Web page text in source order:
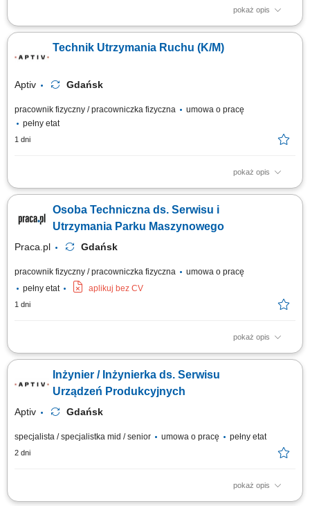
pokaż opis
Serwisant / Serwisantka Mobilna Maszyn Budowlanych Miejsce pracy:
rekrutacja@liebherr.com lub Liebherr-Polska Sp. z o.o. ul.Hansa
Liebherra 8, 41-710 Ruda Śląska tel. 32 342 69 72 Dziękujemy za
Technik Utrzymania Ruchu (K/M)
Aptiv Gdańsk
pracownik fizyczny / pracowniczka fizyczna
umowa o pracę
pełny etat
1 dni
pokaż opis
Twoja rola: Będziesz odpowiadać za zapewnienie ciągłości i
produkcyjnych. Twoje obowiązki będą obejmować m.in.: Naprawy
bieżące i konserwację maszyn montażowych i testujących. Szybką
Osoba Techniczna ds. Serwisu i
Utrzymania Parku Maszynowego
Praca.pl Gdańsk
pracownik fizyczny / pracowniczka fizyczna
umowa o pracę
pełny etat
aplikuj bez CV
1 dni
pokaż opis
Opis stanowiska Zapewnianie pełnej ciągłości operacyjnej oraz
produkcyjnych. Przeprowadzanie okresowych konserwacji, przeglądów
technicznych oraz bieżących napraw aparatury montażowej, pakującej i
Inżynier / Inżynierka ds. Serwisu
Urządzeń Produkcyjnych
Aptiv Gdańsk
specjalista / specjalistka mid / senior umowa o pracę pełny etat
2 dni
pokaż opis
Zadania Bieżący nadzór nad kondycją technologiczną maszyn i ich